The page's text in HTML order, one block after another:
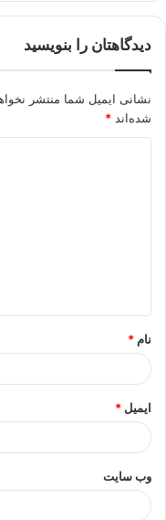
دیدگاهتان را بنویسید
نشانی ایمیل شما منتشر
شده‌اند *
*
نام *
ایمیل *
وب‌ سایت